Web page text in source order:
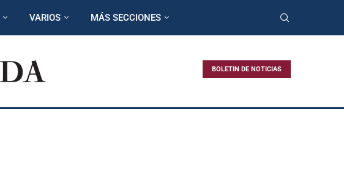
VARIOS MÁS SECCIONES
BOLETIN DE NOTICIAS